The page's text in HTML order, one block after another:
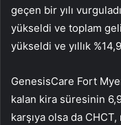
geçen bir yılı
yükseldi ve toplam
yükseldi ve yıllık
GenesisCare Fort
kalan kira süresinin
karşıya olsa da